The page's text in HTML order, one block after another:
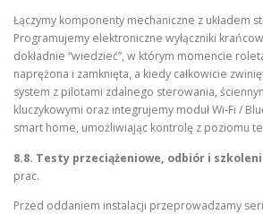
Łączymy komponenty mechaniczne z układem
Programujemy elektroniczne wyłączniki
dokładnie “wiedzieć”, w którym momencie
naprężona i zamknięta, a kiedy całkowicie
system z pilotami zdalnego sterowania,
kluczykowymi oraz integrujemy moduł Wi-Fi /
smart home, umożliwiając kontrolę z poziomu
8.8. Testy przeciążeniowe, odbiór i
prac.
Przed oddaniem instalacji przeprowadzamy